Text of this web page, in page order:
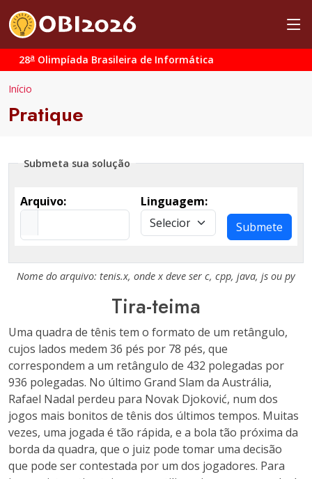
28a Olimpíada Brasileira de Informática
Início
Pratique
Submeta sua solução
Arquivo:
Linguagem:
Submete
Nome do arquivo: tenis.x, ondex deve ser c, cpp, java, js ou py
Tira-teima
Uma quadra de tênis tem o formato de um retângulo,
cujos lados medem 36 pés por 78 pés, que
correspondem a um retângulo de 432 polegadas por
936 polegadas. No último Grand Slam da Austrália,
Rafael Nadal perdeu para Novak Djoković, num dos
jogos mais bonitos de tênis dos últimos tempos. Muitas
vezes, uma jogada é tão rápida, e a bola tão próxima da
borda da quadra, que o juiz pode tomar uma decisão
que pode ser contestada por um dos jogadores. Para